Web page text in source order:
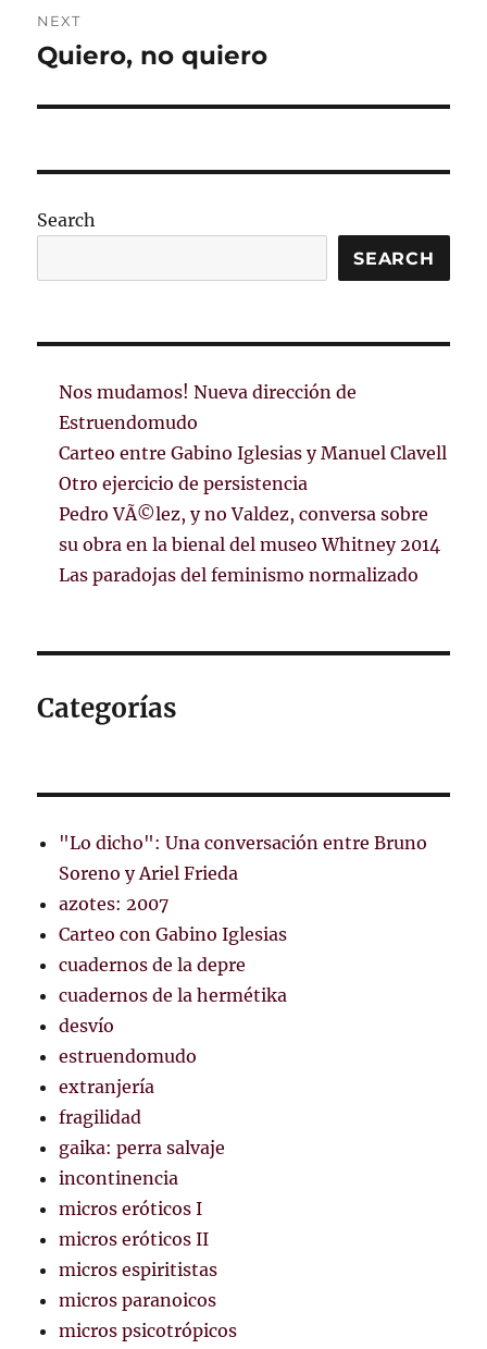
NEXT
Next
Quiero, no quiero
Search
SEARCH
Nos mudamos! Nueva dirección de
Estruendomudo
Carteo entre Gabino Iglesias y Manuel Clavell
Otro ejercicio de persistencia
Pedro VÃ©lez, y no Valdez, conversa sobre
su obra en la bienal del museo Whitney 2014
Las paradojas del feminismo normalizado
Categorías
"Lo dicho": Una conversación entre Bruno
Soreno y Ariel Frieda
azotes: 2007
Carteo con Gabino Iglesias
cuadernos de la depre
cuadernos de la hermétika
desvío
estruendomudo
extranjería
fragilidad
gaika: perra salvaje
incontinencia
micros eróticos I
micros eróticos II
micros espiritistas
micros paranoicos
micros psicotrópicos